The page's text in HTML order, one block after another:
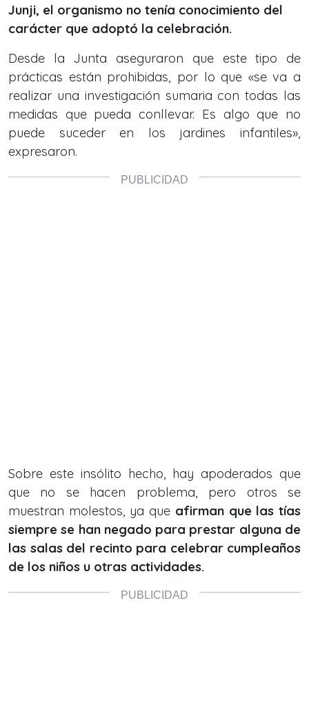
Junji, el organismo no tenía conocimiento del
carácter que adoptó la celebración.
Desde la Junta aseguraron que este tipo de
prácticas están prohibidas, por lo que «se va a
realizar una investigación sumaria con todas las
medidas que pueda conllevar. Es algo que no
puede suceder en los jardines infantiles»,
expresaron.
Sobre este insólito hecho, hay apoderados que
que no se hacen problema, pero otros se
muestran molestos, ya que afirman que las tías
siempre se han negado para prestar alguna de
las salas del recinto para celebrar cumpleaños
de los niños u otras actividades.